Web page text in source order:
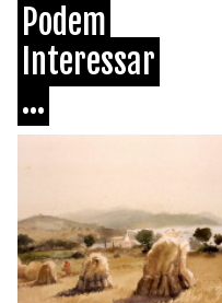
Podem
Interessar
...